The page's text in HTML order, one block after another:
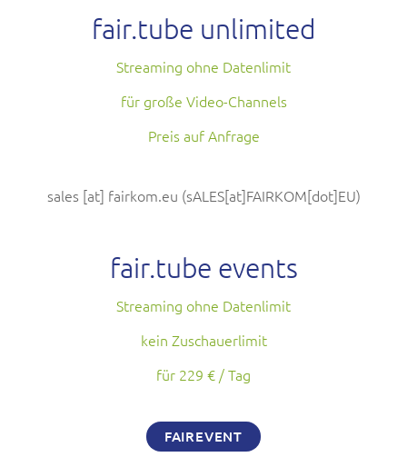
fair.tube unlimited
Streaming ohne Datenlimit
für große Video-Channels
Preis auf Anfrage
sales [at] fairkom.eu (sALES[at]FAIRKOM[dot]EU)
fair.tube events
Streaming ohne Datenlimit
kein Zuschauerlimit
für 229 € / Tag
FAIREVENT